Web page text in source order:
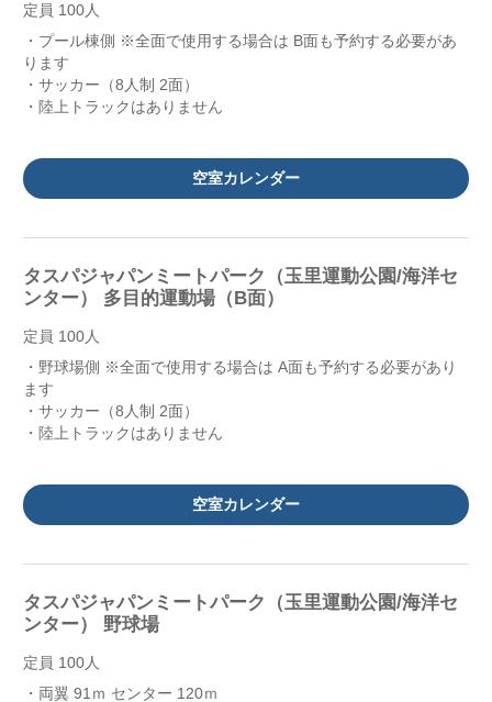
定員 100人
・プール棟側 ※全面で使用する場合は B面も予約する必要があ
ります
・サッカー（8人制 2面）
・陸上トラックはありません
空室カレンダー
タスパジャパンミートパーク（玉里運動公園/海洋セ
ンター） 多目的運動場（B面）
定員 100人
・野球場側 ※全面で使用する場合は A面も予約する必要があり
ます
・サッカー（8人制 2面）
・陸上トラックはありません
空室カレンダー
タスパジャパンミートパーク（玉里運動公園/海洋セ
ンター） 野球場
定員 100人
・両翼 91ｍ センター 120ｍ